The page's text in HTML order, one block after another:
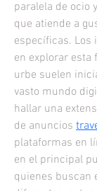
paralela de ocio
que atiende a
específicas. Los
en explorar esta
urbe suelen
vasto mundo
hallar una
de anuncios
plataformas en
en el principal
quienes buscan